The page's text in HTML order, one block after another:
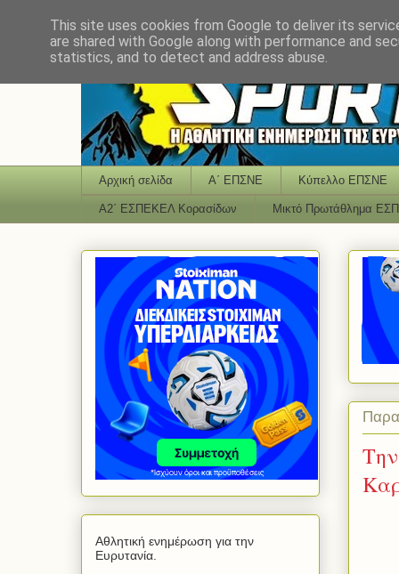
Αρχική σελίδα Α΄ ΕΠΣΝΕ Κύπελλο ΕΠΣΝΕ
Α2΄ ΕΣΠΕΚΕΛ Κορασίδων Μικτό Πρωτάθλημα
Αθλητική ενημέρωση για την
Ευρυτανία.
This site uses cookies from Google to deliver its
are shared with Google along with performance and
statistics, and to detect and address abuse.